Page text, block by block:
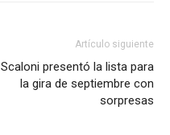
Artículo siguiente
Scaloni presentó la lista para
la gira de septiembre con
sorpresas